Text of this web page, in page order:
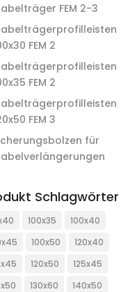
FEM 2-3
FEM 2
FEM 2
FEM 3
für
Schlagwörter
100x35
100x40
100x50
120x40
120x50
125x45
130x60
140x50